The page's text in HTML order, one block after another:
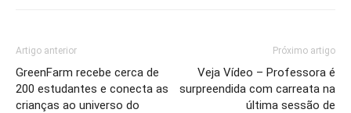
Artigo anterior
GreenFarm recebe cerca de
200 estudantes e conecta as
crianças ao universo do
Próximo artigo
Veja Vídeo – Professora é
surpreendida com carreata na
última sessão de